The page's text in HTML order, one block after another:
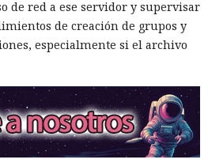
de red a ese servidor y supervisar
de creación de grupos y
especialmente si el archivo